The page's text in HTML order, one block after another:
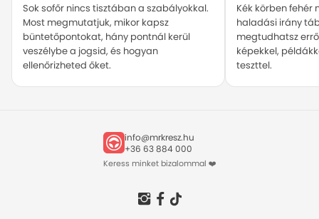
Sok sofőr nincs tisztában a szabályokkal.
Most megmutatjuk, mikor kapsz
büntetőpontokat, hány pontnál kerül
veszélybe a jogsid, és hogyan
ellenőrizheted őket.
Kék körben fehér
haladási irány
megtudhatsz
képekkel,
teszttel.
info@mrkresz.hu
+36 63 884 000
Keress minket bizalommal ❤️